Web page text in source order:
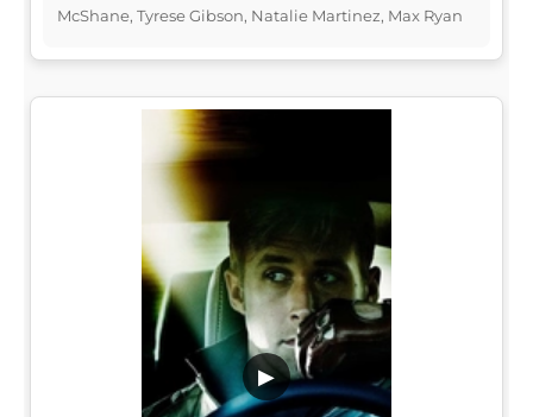
McShane, Tyrese Gibson, Natalie Martinez, Max Ryan
▶